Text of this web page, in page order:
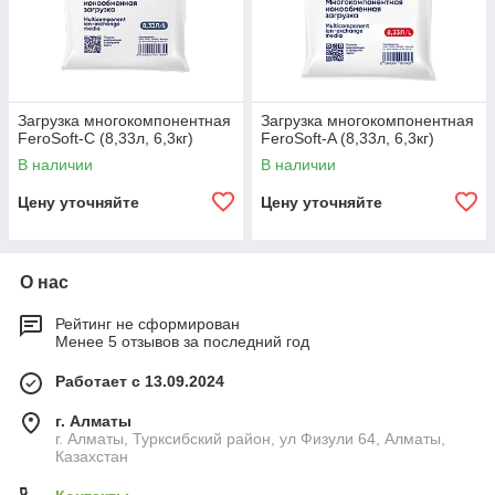
компоненты вместе — одна колонна
вместо двух.
✔
по
лн
ен
ия
B /
Раз
сос
тав
соо
тно
ше
ние
Загрузка многокомпонентная
FeroSoft-C (8,33л, 6,3кг)
В наличии
Цену уточняйте
Загрузка многокомпонентная
FeroSoft-A (8,33л, 6,3кг)
В наличии
Цену уточняйте
О нас
Рейтинг не сформирован
Менее 5 отзывов за последний год
Работает с 13.09.2024
г. Алматы
г. Алматы, Турксибский район, ул Физули 64, Алматы,
Казахстан